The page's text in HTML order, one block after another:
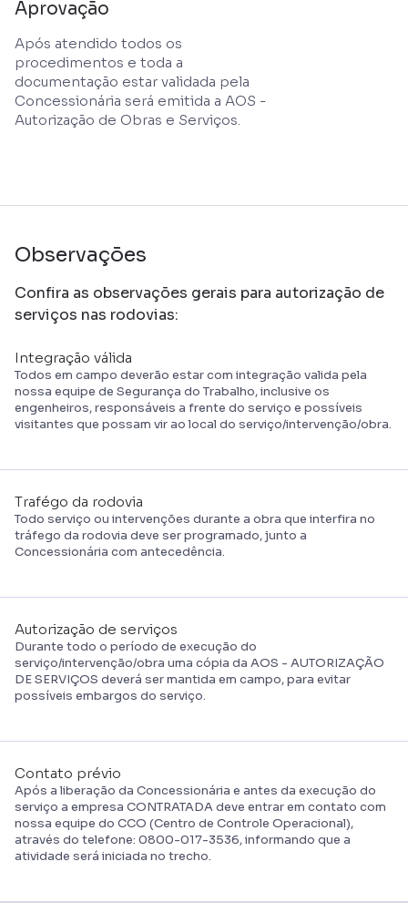
Aprovação
Após atendido todos os
procedimentos e toda a
documentação estar validada pela
Concessionária será emitida a AOS -
Autorização de Obras e Serviços.
Observações
Confira as observações gerais para autorização de
serviços nas rodovias:
Integração válida
Todos em campo deverão estar com integração valida pela
nossa equipe de Segurança do Trabalho, inclusive os
engenheiros, responsáveis a frente do serviço e possíveis
visitantes que possam vir ao local do serviço/intervenção/obra.
Trafégo da rodovia
Todo serviço ou intervenções durante a obra que interfira no
tráfego da rodovia deve ser programado, junto a
Concessionária com antecedência.
Autorização de serviços
Durante todo o período de execução do
serviço/intervenção/obra uma cópia da AOS - AUTORIZAÇÃO
DE SERVIÇOS deverá ser mantida em campo, para evitar
possíveis embargos do serviço.
Contato prévio
Após a liberação da Concessionária e antes da execução do
serviço a empresa CONTRATADA deve entrar em contato com
nossa equipe do CCO (Centro de Controle Operacional),
através do telefone: 0800-017-3536, informando que a
atividade será iniciada no trecho.